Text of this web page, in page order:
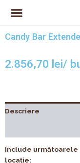
Candy Bar
2.856,70 lei
Descriere
Include următoarele
locație: